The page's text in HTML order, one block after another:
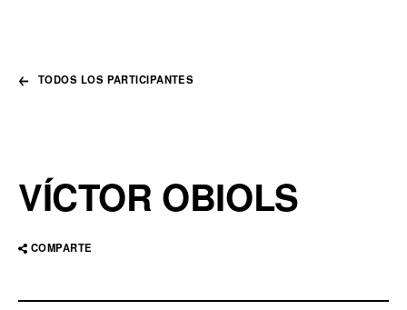
TODOS LOS PARTICIPANTES
VÍCTOR OBIOLS
COMPARTE